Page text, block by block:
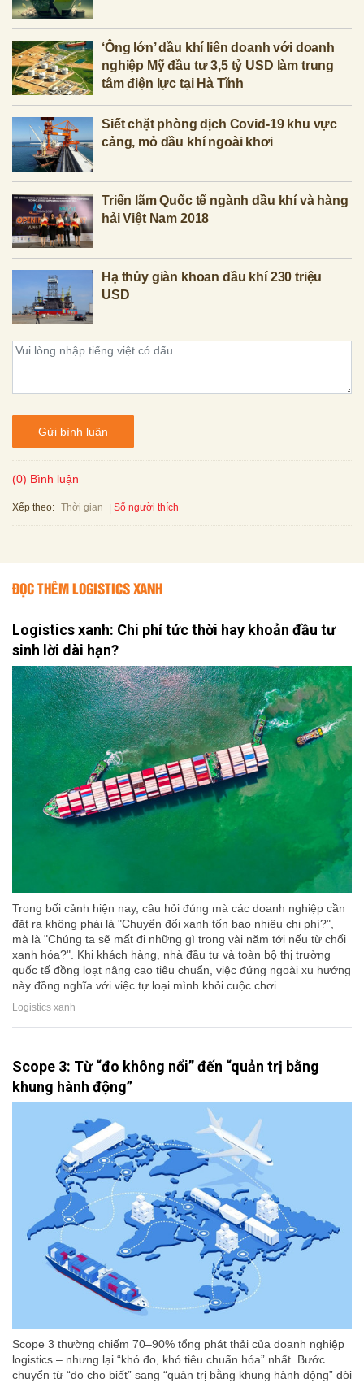
‘Ông lớn’ dầu khí liên doanh với doanh
nghiệp Mỹ đầu tư 3,5 tỷ USD làm trung
tâm điện lực tại Hà Tĩnh
Siết chặt phòng dịch Covid-19 khu vực
cảng, mỏ dầu khí ngoài khơi
Triển lãm Quốc tế ngành dầu khí và hàng
hải Việt Nam 2018
Hạ thủy giàn khoan dầu khí 230 triệu
USD
Gửi bình luận
(0) Bình luận
Xếp theo: Thời gian Số người thích
ĐỌC THÊM LOGISTICS XANH
Logistics xanh: Chi phí tức thời hay khoản đầu tư
sinh lời dài hạn?
Trong bối cảnh hiện nay, câu hỏi đúng mà các doanh nghiệp cần
đặt ra không phải là "Chuyển đổi xanh tốn bao nhiêu chi phí?",
mà là "Chúng ta sẽ mất đi những gì trong vài năm tới nếu từ chối
xanh hóa?". Khi khách hàng, nhà đầu tư và toàn bộ thị trường
quốc tế đồng loạt nâng cao tiêu chuẩn, việc đứng ngoài xu hướng
này đồng nghĩa với việc tự loại mình khỏi cuộc chơi.
Logistics xanh
Scope 3: Từ “đo không nổi” đến “quản trị bằng
khung hành động”
Scope 3 thường chiếm 70–90% tổng phát thải của doanh nghiệp
logistics – nhưng lại “khó đo, khó tiêu chuẩn hóa” nhất. Bước
chuyển từ “đo cho biết” sang “quản trị bằng khung hành động” đòi